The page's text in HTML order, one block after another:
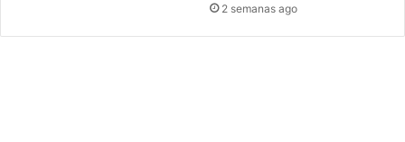
2 semanas ago